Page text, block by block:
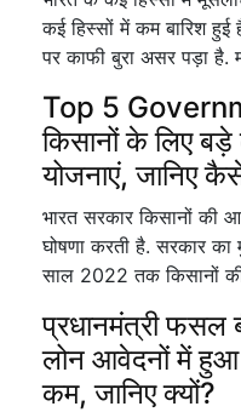
कई हिस्सों में कम बारिश
पर काफी बुरा असर पड़ा है.
Top 5
किसानों के लिए
योजनाएं, जानिए
भारत सरकार किसानों की
घोषणा करती है. सरकार
साल 2022 तक किसानों
प्रधानमंत्री फसल
लोन आवेदनों में
कम, जानिए क्यों?